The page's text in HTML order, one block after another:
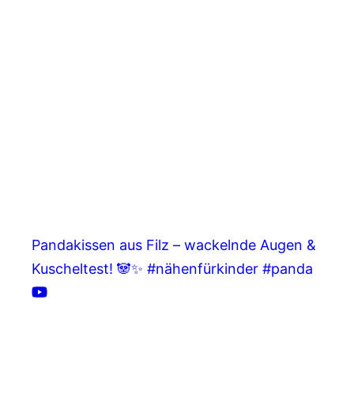
Pandakissen aus Filz – wackelnde Augen &
Kuscheltest! 🐼✨ #nähenfürkinder #panda